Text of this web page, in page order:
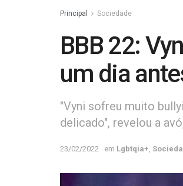
Principal Sociedade
BBB 22:
um dia
"Vyni sofreu muito
delicado", revelou a
23/02/2022 em Lgbtqia+